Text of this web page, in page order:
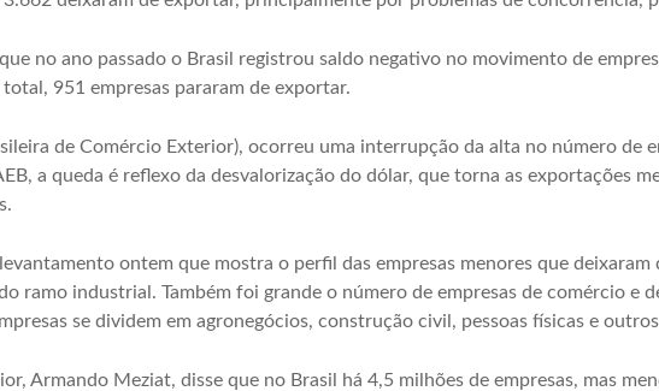
no ano passado o Brasil registrou saldo negativo no movimento de
951 empresas pararam de exportar.
de Comércio Exterior), ocorreu uma interrupção da alta no número de
a queda é reflexo da desvalorização do dólar, que torna as exportações
ontem que mostra o perfil das empresas menores que
ramo industrial. Também foi grande o número de empresas de comércio e
se dividem em agronegócios, construção civil, pessoas físicas e
Armando Meziat, disse que no Brasil há 4,5 milhões de empresas, mas